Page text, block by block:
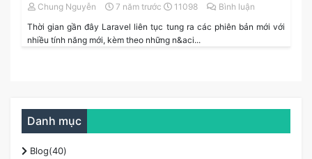
Chung Nguyễn 7 năm trước 11098
Bình luận
Thời gian gần đây Laravel liên tục tung ra các phiên bản mới với
nhiều tính năng mới, kèm theo những n&aci...
Danh mục
Blog(40)